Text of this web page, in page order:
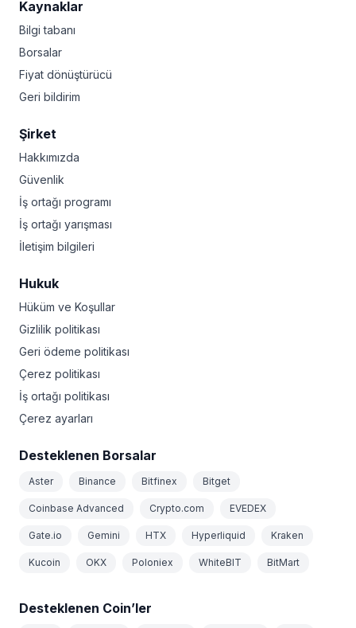
Kaynaklar
Bilgi tabanı
Borsalar
Fiyat dönüştürücü
Geri bildirim
Şirket
Hakkımızda
Güvenlik
İş ortağı programı
İş ortağı yarışması
İletişim bilgileri
Hukuk
Hüküm ve Koşullar
Gizlilik politikası
Geri ödeme politikası
Çerez politikası
İş ortağı politikası
Çerez ayarları
Desteklenen Borsalar
Aster Binance Bitfinex Bitget
Coinbase Advanced Crypto.com EVEDEX
Gate.io Gemini HTX Hyperliquid Kraken
Kucoin OKX Poloniex WhiteBIT BitMart
Desteklenen Coin’ler